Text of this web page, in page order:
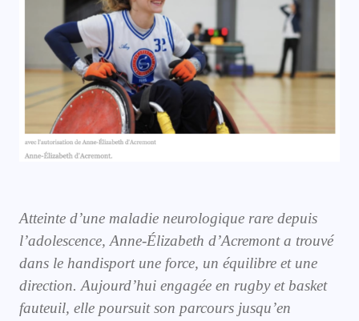
Atteinte d’une maladie neurologique rare depuis
l’adolescence, Anne-Élizabeth d’Acremont a trouvé
dans le handisport une force, un équilibre et une
direction. Aujourd’hui engagée en rugby et basket
fauteuil, elle poursuit son parcours jusqu’en